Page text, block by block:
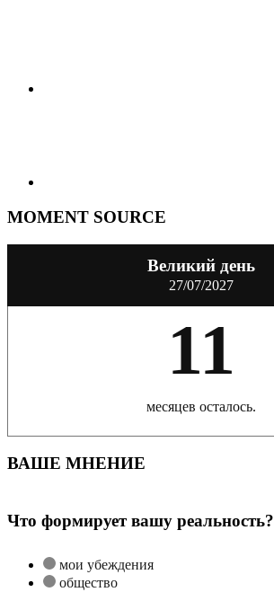
MOMENT SOURCE
Великий день
27/07/2027
11
месяцев осталось.
ВАШЕ МНЕНИЕ
Что формирует вашу реальность?
мои убеждения
общество